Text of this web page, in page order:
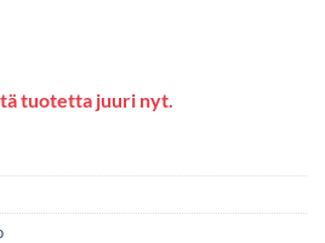
tuotetta juuri nyt.